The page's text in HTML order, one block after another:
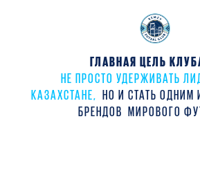
ГЛАВНАЯ ЦЕЛЬ
НЕ ПРОСТО УДЕРЖИВАТЬ
КАЗАХСТАНЕ,
НО И СТАТЬ ОДНИМ
БРЕНДОВ
МИРОВОГО